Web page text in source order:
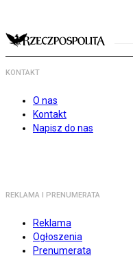
KONTAKT
O nas
Kontakt
Napisz do nas
REKLAMA I PRENUMERATA
Reklama
Ogłoszenia
Prenumerata